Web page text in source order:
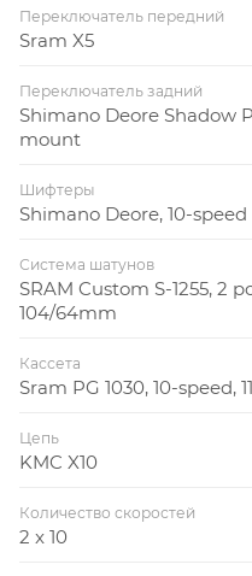
Переключатель передний
Sram X5
Переключатель задний
Shimano Deore Shadow
mount
Шифтеры
Shimano Deore, 10-
Система шатунов
SRAM Custom S-1255, 2
104/64mm
Кассета
Sram PG 1030, 10-speed,
Цепь
KMC X10
Количество скоростей
2 x 10